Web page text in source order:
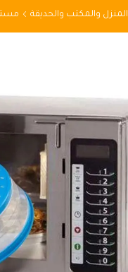
المنزل والمكتب والحديقة